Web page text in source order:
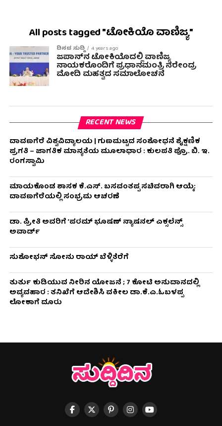
All posts tagged "ಟೋಕಿಯೊ ವಾಣಿಜ್ಯ"
ದಿನದ ಸುದ್ದಿ 4 years ago
ಜಪಾನ್‌ನ ಟೋಕಿಯೊದಲ್ಲಿ ವಾಣಿಜ್ಯ
ನಾಯಕರೊಂದಿಗೆ ಪ್ರಧಾನಮಂತ್ರಿ ನರೇಂದ್ರ
ಮೋದಿ ಮಹತ್ವದ ಸಮಾಲೋಚನೆ
RECENT NEWS
ದಾವಣಗೆರೆ ವಿಶ್ವವಿದ್ಯಾಲಯ | ಗುಣಮಟ್ಟದ ಸಂಶೋಧನೆ ಶೈಕ್ಷಣಿಕ
ಪ್ರಗತಿ – ಜಾಗತಿಕ ಮಾನ್ಯತೆಯ ಮೂಲಾಧಾರ : ಕುಲಪತಿ ಪ್ರೊ. ಬಿ. ಇ.
ರಂಗಸ್ವಾಮಿ
ಮಾಯಕೊಂಡ ಶಾಸಕ ಕೆ.ಎಸ್. ಬಸವಂತಪ್ಪ ಸಚಿವರಾಗಿ ಆಯ್ಕೆ:
ದಾವಣಗೆರೆಯಲ್ಲಿ ಸಂಭ್ರಮ ಆಚರಣೆ
ಡಾ. ಪ್ರೀತಿ ಅವರಿಗೆ ‘ಪರಮ್ ಭೂಷಣ್ ನ್ಯಾಷನಲ್ ಎಕ್ಸಲೆನ್ಸ್
ಅವಾರ್ಡ್
ಸುಶೋಭನ್ ಸೋನು ರಾಯ್ ಬೆಳ್ಳಿತೆರೆಗೆ
ತುರ್ತು ಕುಡಿಯುವ ನೀರಿನ ಯೋಜನೆ ; 7 ಕೋಟಿ ಅನುದಾನದಲ್ಲಿ
ಅವ್ಯವಹಾರ : ತನಿಖೆಗೆ ಆದೇಶಿಸಿ ವಕೀಲ ಡಾ‌.ಕೆ.ಎ.ಓಬಳಪ್ಪ
ಲೋಕಾಗೆ ದೂರು